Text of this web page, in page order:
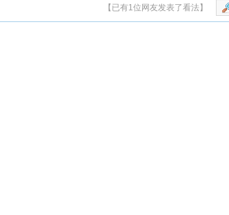
【已有1位网友发表了看法】